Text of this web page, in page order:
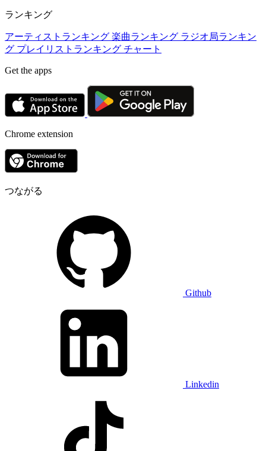
ランキング
アーティストランキング 楽曲ランキング ラジオ局ランキン
グ プレイリストランキング チャート
Get the apps
Chrome extension
つながる
Github
Linkedin